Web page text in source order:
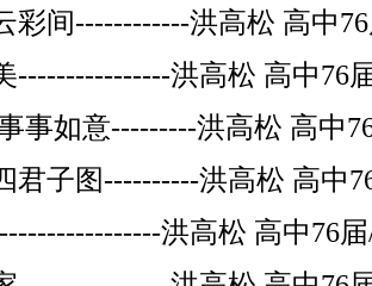
彩间------------洪高松 高中
----------------洪高松 高中76
事如意---------洪高松 高中
君子图----------洪高松 高中
洪高松 高中76